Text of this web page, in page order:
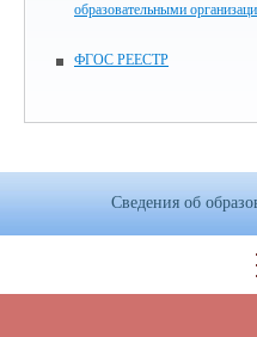
образовательными
ФГОС РЕЕСТР
Сведения об